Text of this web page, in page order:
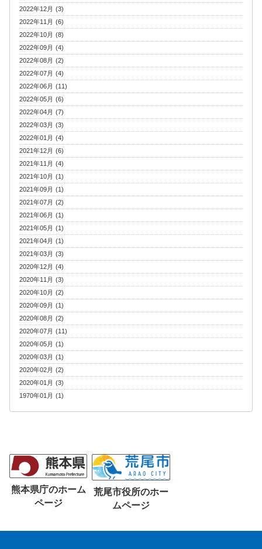
2022年12月 (3)
2022年11月 (6)
2022年10月 (8)
2022年09月 (4)
2022年08月 (2)
2022年07月 (4)
2022年06月 (11)
2022年05月 (6)
2022年04月 (7)
2022年03月 (3)
2022年01月 (4)
2021年12月 (6)
2021年11月 (4)
2021年10月 (1)
2021年09月 (1)
2021年07月 (2)
2021年06月 (1)
2021年05月 (1)
2021年04月 (1)
2021年03月 (3)
2020年12月 (4)
2020年11月 (3)
2020年10月 (2)
2020年09月 (1)
2020年08月 (2)
2020年07月 (11)
2020年05月 (1)
2020年03月 (1)
2020年02月 (2)
2020年01月 (3)
1970年01月 (1)
熊本県庁のホーム
ページ
荒尾市役所のホー
ムページ